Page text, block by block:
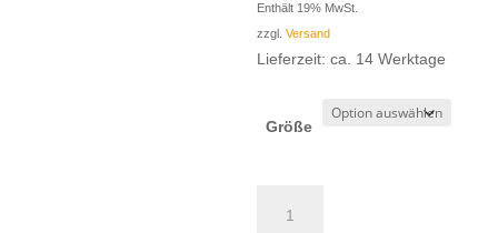
Enthält 19% MwSt.
zzgl.Versand
Lieferzeit: ca. 14 Werktage
Größe
Frankenthal